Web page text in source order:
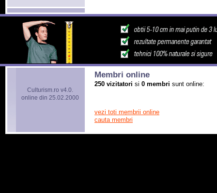
Culturism.ro v4.0.
online din 25.02.2000
Membri online
250 vizitatori si 0 membri sunt online:
vezi toti membrii online
cauta membri